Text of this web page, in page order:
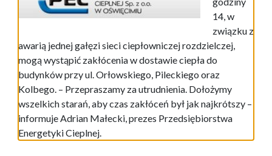
14, w
związku z
awarią jednej gałęzi sieci ciepłowniczej rozdzielczej,
mogą wystąpić zakłócenia w dostawie ciepła do
budynków przy ul. Orłowskiego, Pileckiego oraz
Kolbego. – Przepraszamy za utrudnienia. Dołożymy
wszelkich starań, aby czas zakłóceń był jak najkrótszy –
informuje Adrian Małecki, prezes Przedsiębiorstwa
Energetyki Cieplnej.